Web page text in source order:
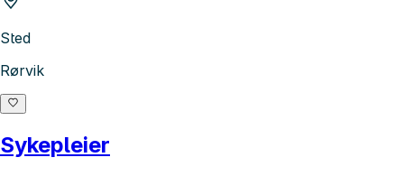
Sted
Rørvik
Sykepleier